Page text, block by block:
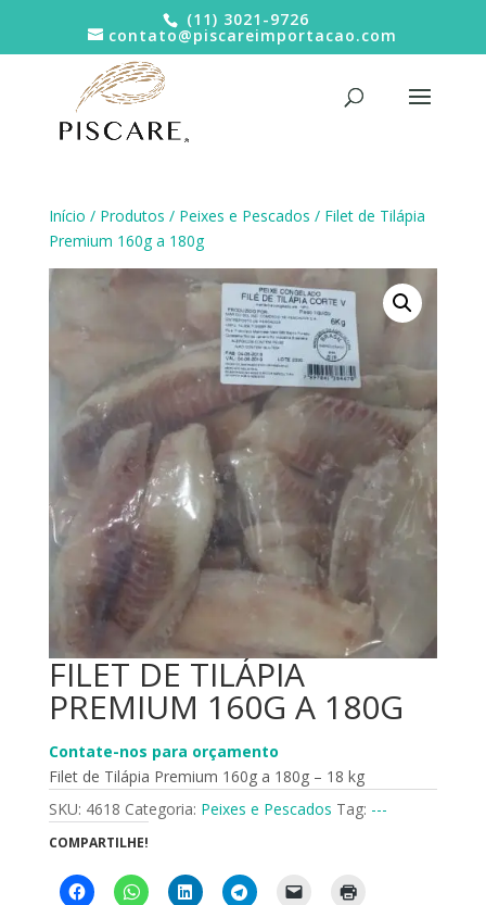
(11) 3021-9726
contato@piscareimportacao.com
Início / Produtos / Peixes e Pescados / Filet de Tilápia
Premium 160g a 180g
FILET DE TILÁPIA
PREMIUM 160G A 180G
Contate-nos para orçamento
Filet de Tilápia Premium 160g a 180g – 18 kg
SKU: 4618 Categoria: Peixes e Pescados Tag: ---
COMPARTILHE!